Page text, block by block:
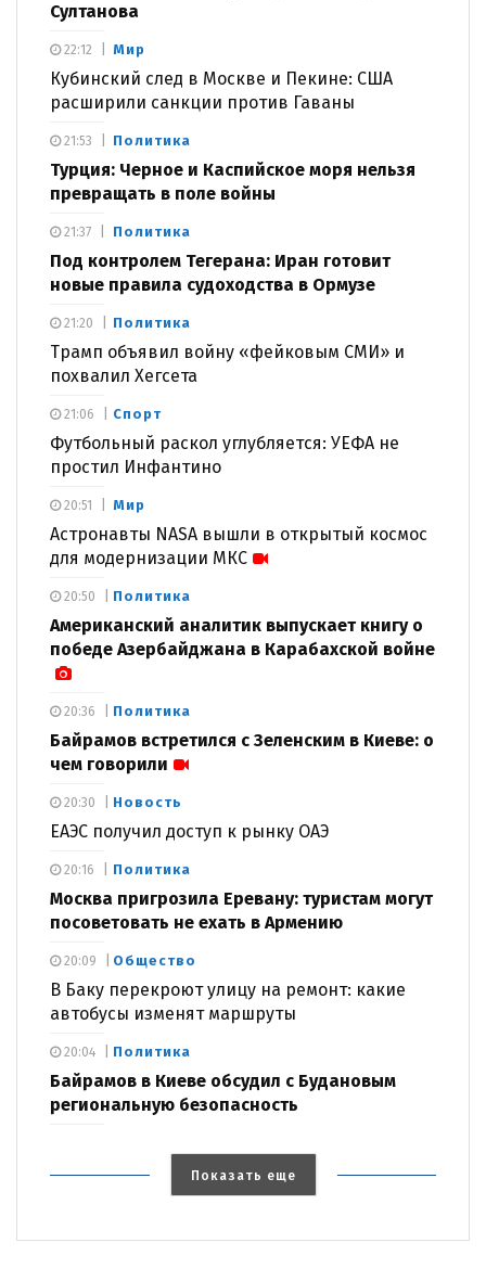
Султанова
Мир
Кубинский след в Москве и Пекине: США
расширили санкции против Гаваны
22:12
Политика
Турция: Черное и Каспийское моря нельзя
превращать в поле войны
21:53
Политика
Под контролем Тегерана: Иран готовит
новые правила судоходства в Ормузе
21:37
Политика
Трамп объявил войну «фейковым СМИ» и
похвалил Хегсета
21:20
Спорт
Футбольный раскол углубляется: УЕФА не
простил Инфантино
21:06
Мир
Астронавты NASA вышли в открытый космос
для модернизации МКС
20:51
Политика
Американский аналитик выпускает книгу о
победе Азербайджана в Карабахской войне
20:50
Политика
Байрамов встретился с Зеленским в Киеве: о
чем говорили
20:36
Новость
ЕАЭС получил доступ к рынку ОАЭ
20:30
Политика
Москва пригрозила Еревану: туристам могут
посоветовать не ехать в Армению
20:16
Общество
В Баку перекроют улицу на ремонт: какие
автобусы изменят маршруты
20:09
Политика
Байрамов в Киеве обсудил с Будановым
региональную безопасность
20:04
Показать еще